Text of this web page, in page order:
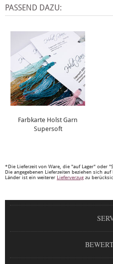
PASSEND DAZU:
Farbkarte Holst Garn
Supersoft
*Die Lieferzeit von Ware, die "auf Lager" oder
Die angegebenen Lieferzeiten beziehen sich
Länder ist ein weiterer Lieferverzug zu